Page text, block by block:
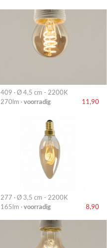
409 · Ø 4,5 cm - 2200K
270lm · voorradig 11,90
277 · Ø 3,5 cm - 2200K
165lm · voorradig 8,90